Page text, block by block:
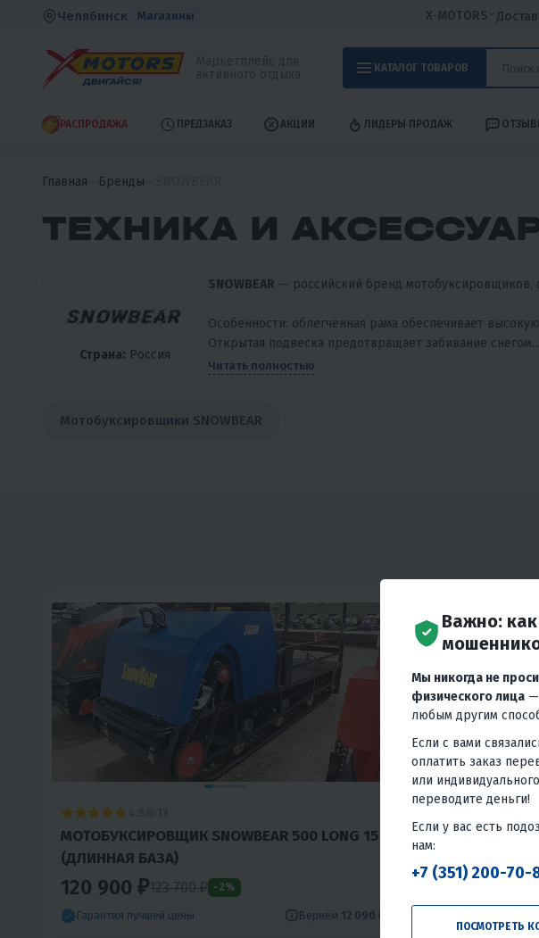
Челябинск Магазины X-MOTORS
КАТАЛОГ ТОВАРОВ
РАСПРОДАЖА ПРЕДЗАКАЗ АКЦИИ ЛИДЕРЫ ПРОДАЖ
Главная Бренды
ТЕХНИКА И
Страна: Россия
SNOWBEAR — российский бренд мотобуксировщиков,
Особенности: облегчённая рама обеспечивает
Открытая подвеска предотвращает забивание
Читать полностью
Мотобуксировщики SNOWBEAR
МОТОБУКСИРОВЩИК SNOWBEAR 500 LONG 15
(ДЛИННАЯ БАЗА)
120 900 ₽123 700 ₽ -2%
Гарантия лучшей цены Вернём 12 090 ₽
128 700 ₽
Важно:
Мы никогда не
физического лица —
любым другим
Если с вами
оплатить заказ
или
переводите деньги!
Если у вас есть
нам:
+7 (351) 200-70-
ПОСМОТРЕТЬ